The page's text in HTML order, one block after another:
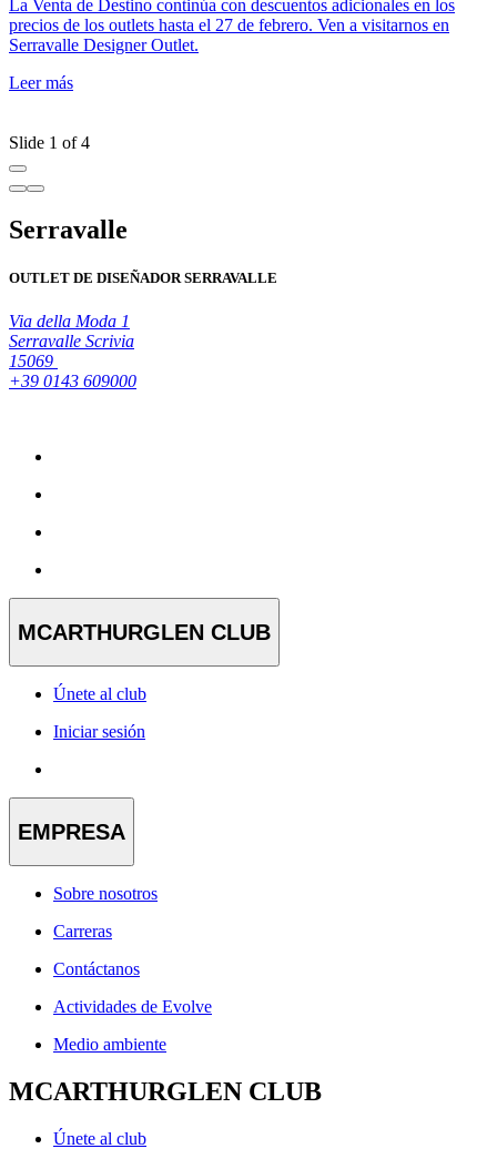
La Venta de Destino continúa con descuentos adicionales en los
precios de los outlets hasta el 27 de febrero. Ven a visitarnos en
Serravalle Designer Outlet.
Leer más
Slide 1 of 4
Serravalle
OUTLET DE DISEÑADOR SERRAVALLE
Via della Moda 1
Serravalle Scrivia
15069
+39 0143 609000
MCARTHURGLEN CLUB
Únete al club
Iniciar sesión
EMPRESA
Sobre nosotros
Carreras
Contáctanos
Actividades de Evolve
Medio ambiente
MCARTHURGLEN CLUB
Únete al club